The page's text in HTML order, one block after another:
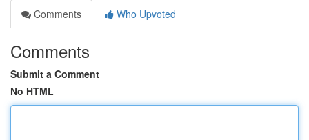
Comments
Who Upvoted
Comments
Submit a Comment
No HTML